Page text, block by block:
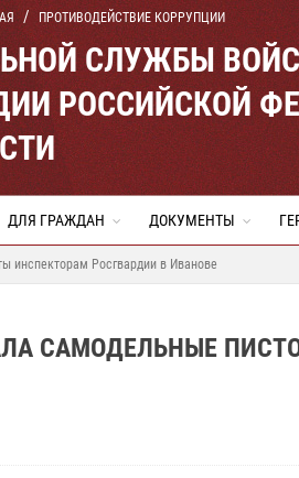
ПРОТИВОДЕЙСТВИЕ КОРРУПЦИИ
СЛУЖБЫ
РОССИЙСКОЙ
ДЛЯ ГРАЖДАН ДОКУМЕНТЫ
инспекторам Росгвардии в Иванове
САМОДЕЛЬНЫЕ